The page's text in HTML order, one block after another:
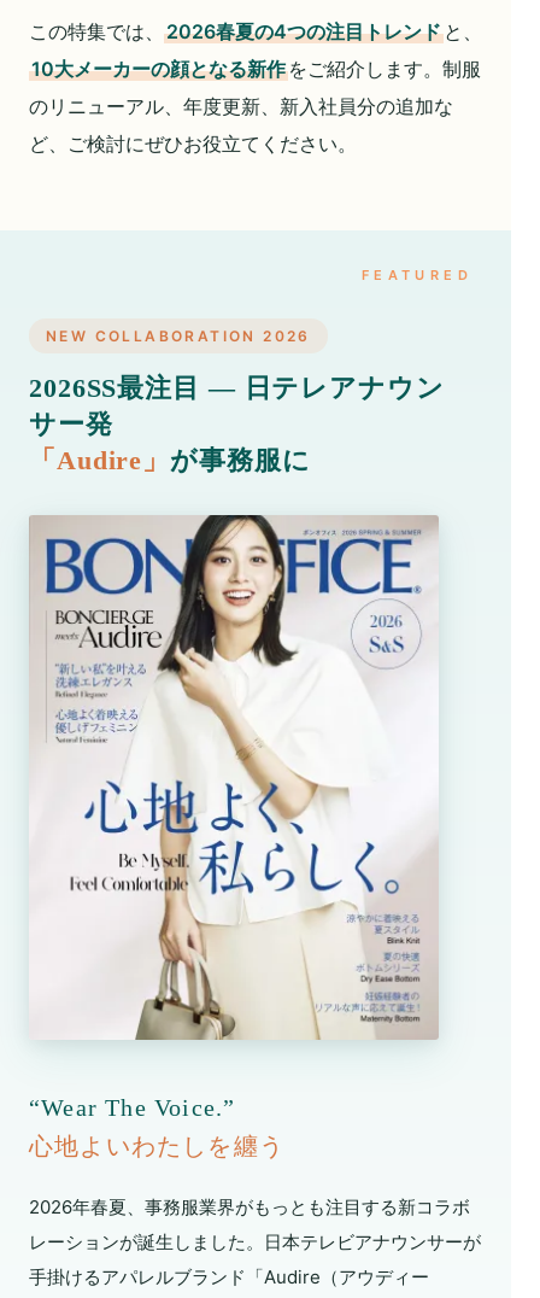
この特集では、 2026春夏の4つの注目トレンド と、
10大メーカーの顔となる新作 をご紹介します。制服
のリニューアル、年度更新、新入社員分の追加な
ど、ご検討にぜひお役立てください。
NEW COLLABORATION 2026
2026SS最注目 ― 日テレアナウン
サー発
「Audire」 が事務服に
“Wear The Voice.”
心地よいわたしを纏う
2026年春夏、事務服業界がもっとも注目する新コラボ
レーションが誕生しました。日本テレビアナウンサーが
手掛けるアパレルブランド「Audire（アウディー